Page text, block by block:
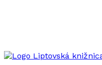
Liptovská